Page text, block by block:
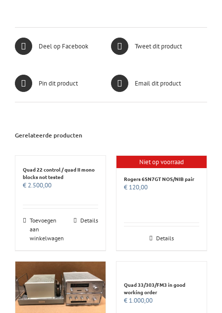
Deel op Facebook Tweet dit product
Pin dit product Email dit product
Gerelateerde producten
Quad 22 control / quad II mono
blocks not tested
€ 2.500,00
Toevoegen
aan
winkelwagen
Details
Niet op voorraad
Rogers 6SN7GT NOS/NIB pair
€ 120,00
Details
Quad 33/303/FM3 in good
working order
€ 1.000,00